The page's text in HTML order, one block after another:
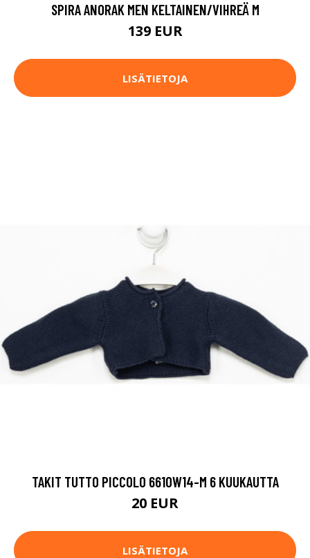
SPIRA ANORAK MEN KELTAINEN/VIHREÄ M
139 EUR
LISÄTIETOJA
TAKIT TUTTO PICCOLO 6610W14-M 6 KUUKAUTTA
20 EUR
LISÄTIETOJA